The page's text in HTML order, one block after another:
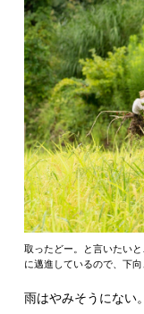
取ったどー。と言いたい
に邁進しているので、下向
雨はやみそうにない